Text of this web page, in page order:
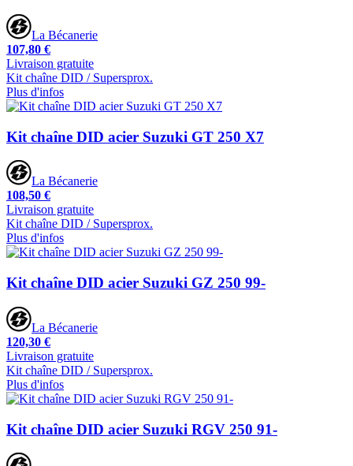
La Bécanerie
107,80 €
Livraison gratuite
Kit chaîne DID / Supersprox.
Plus d'infos
Kit chaîne DID acier Suzuki GT 250 X7
La Bécanerie
108,50 €
Livraison gratuite
Kit chaîne DID / Supersprox.
Plus d'infos
Kit chaîne DID acier Suzuki GZ 250 99-
La Bécanerie
120,30 €
Livraison gratuite
Kit chaîne DID / Supersprox.
Plus d'infos
Kit chaîne DID acier Suzuki RGV 250 91-